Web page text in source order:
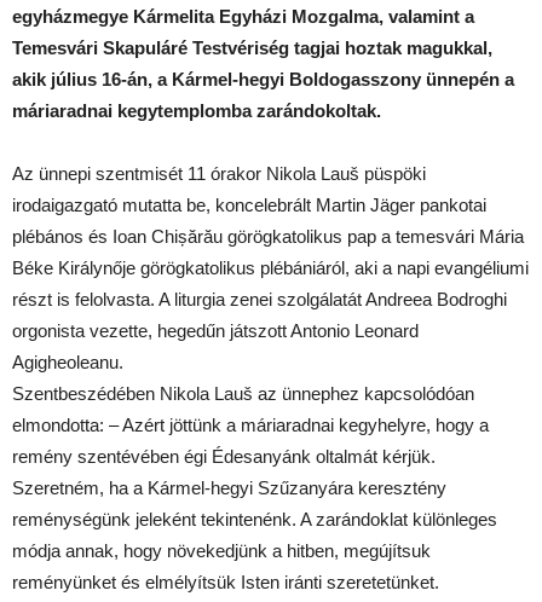
egyházmegye Kármelita Egyházi Mozgalma, valamint a
Temesvári Skapuláré Testvériség tagjai hoztak magukkal,
akik július 16-án, a Kármel-hegyi Boldogasszony ünnepén a
máriaradnai kegytemplomba zarándokoltak.
Az ünnepi szentmisét 11 órakor Nikola Lauš püspöki
irodaigazgató mutatta be, koncelebrált Martin Jäger pankotai
plébános és Ioan Chișărău görögkatolikus pap a temesvári Mária
Béke Királynője görögkatolikus plébániáról, aki a napi evangéliumi
részt is felolvasta. A liturgia zenei szolgálatát Andreea Bodroghi
orgonista vezette, hegedűn játszott Antonio Leonard
Agigheoleanu.
Szentbeszédében Nikola Lauš az ünnephez kapcsolódóan
elmondotta: – Azért jöttünk a máriaradnai kegyhelyre, hogy a
remény szentévében égi Édesanyánk oltalmát kérjük.
Szeretném, ha a Kármel-hegyi Szűzanyára keresztény
reménységünk jeleként tekintenénk. A zarándoklat különleges
módja annak, hogy növekedjünk a hitben, megújítsuk
reményünket és elmélyítsük Isten iránti szeretetünket.